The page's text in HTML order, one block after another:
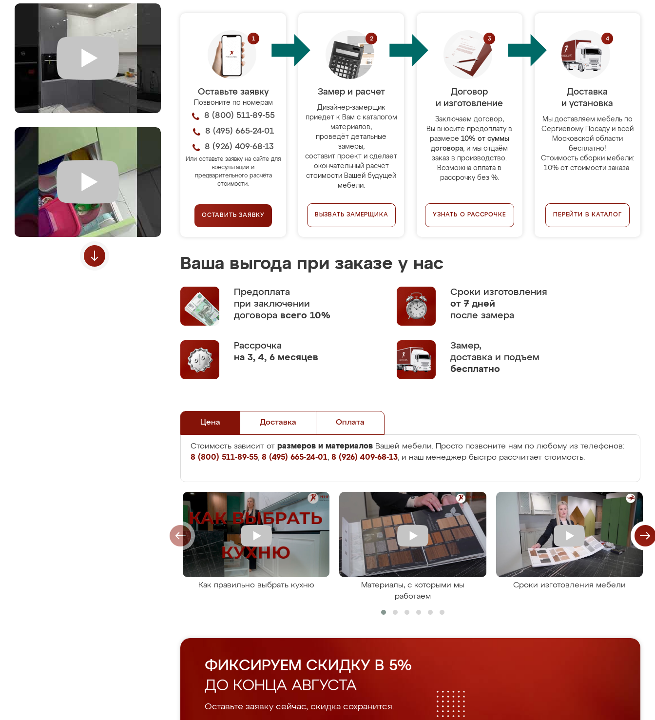
Оставьте заявку
Позвоните по номерам
8 (800) 511-89-55
8 (495) 665-24-01
8 (926) 409-68-13
Или оставьте заявку на сайте для
консультации и
предварительного расчёта
стоимости.
ОСТАВИТЬ ЗАЯВКУ
Замер и расчет
Дизайнер-замерщик
приедет к Вам с каталогом
материалов,
проведёт детальные
замеры,
составит проект и сделает
окончательный расчёт
стоимости Вашей будущей
мебели.
ВЫЗВАТЬ ЗАМЕРЩИКА
Договор
и изготовление
Заключаем договор,
Вы вносите предоплату в
размере 10% от суммы
договора, и мы отдаём
заказ в производство.
Возможна оплата в
рассрочку без %.
УЗНАТЬ О РАССРОЧКЕ
Доставка
и установка
Мы доставляем мебель по
Сергиевому Посаду и всей
Московской области
бесплатно!
Стоимость сборки мебели:
10% от стоимости заказа.
ПЕРЕЙТИ В КАТАЛОГ
Ваша выгода при заказе у нас
Предоплата
при заключении
договора всего 10%
Сроки изготовления
от 7 дней
после замера
Рассрочка
на 3, 4, 6 месяцев
Замер,
доставка и подъем
бесплатно
Цена Доставка Оплата
Стоимость зависит от размеров и материалов Вашей мебели. Просто позвоните нам по любому из телефонов:
8 (800) 511-89-55, 8 (495) 665-24-01, 8 (926) 409-68-13, и наш менеджер быстро рассчитает стоимость.
Как правильно выбрать кухню
Материалы, с которыми мы
работаем
Сроки изготовления мебели
ФИКСИРУЕМ СКИДКУ В 5%
ДО КОНЦА АВГУСТА
Оставьте заявку сейчас, скидка сохранится.